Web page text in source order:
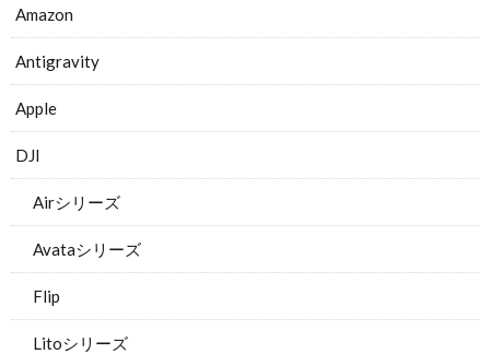
Amazon
Antigravity
Apple
DJI
Airシリーズ
Avataシリーズ
Flip
Litoシリーズ